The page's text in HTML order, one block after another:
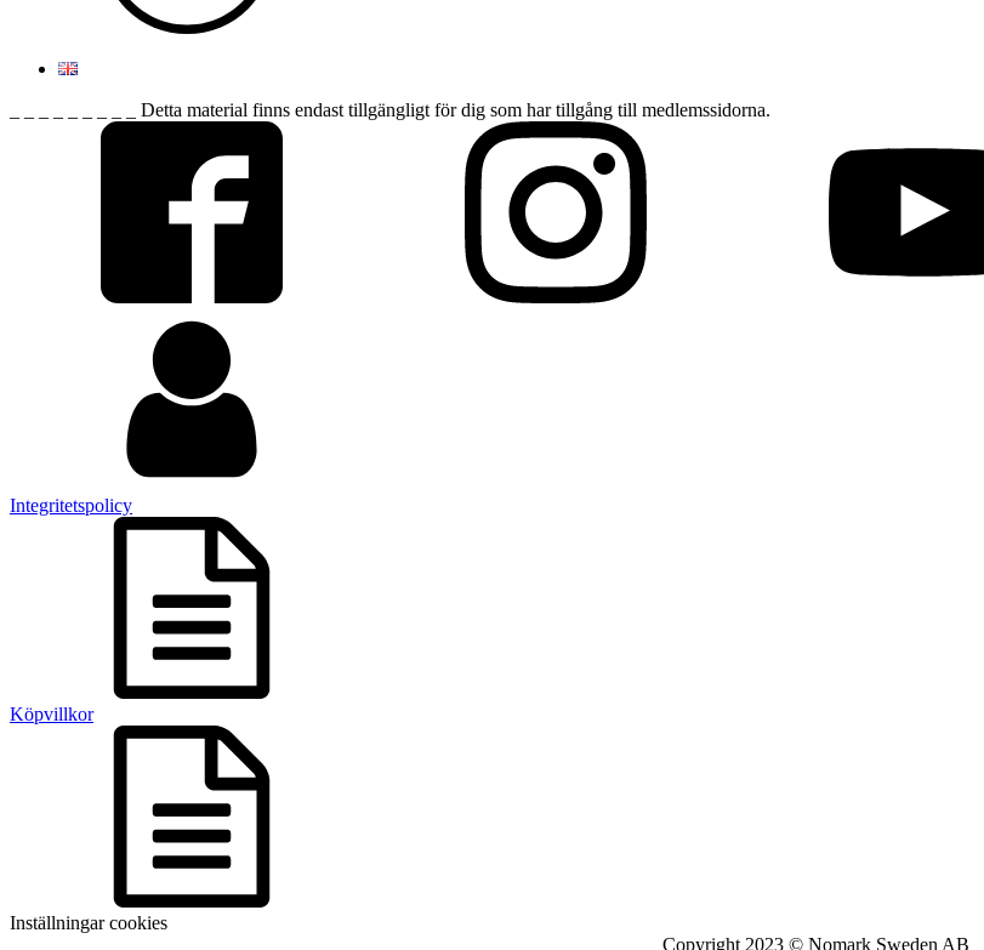
_ _ _ _ _ _ _ _ _ Detta material finns endast tillgängligt för dig som har tillgång till medlemssidorna.
Integritetspolicy
Köpvillkor
Inställningar cookies
Copyright 2023 © Nomark Sweden AB